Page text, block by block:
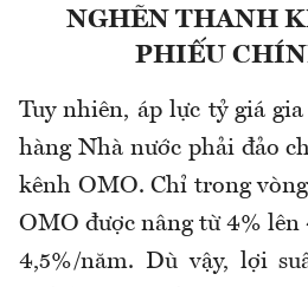
NGHẼN THANH
PHIẾU
Tuy nhiên, áp lực tỷ giá
hàng Nhà nước phải đảo
kênh OMO. Chỉ trong
OMO được nâng từ 4% lên
4,5%/năm. Dù vậy, lợi